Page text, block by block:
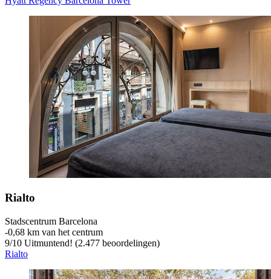
Rialto
Stadscentrum Barcelona
‐0,68 km van het centrum
9/10 Uitmuntend! (2.477 beoordelingen)
Rialto